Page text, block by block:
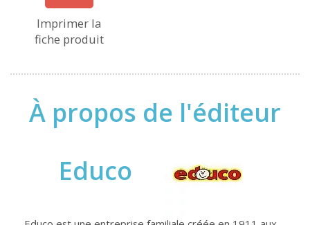
Imprimer la
fiche produit
À propos de l'éditeur
Educo